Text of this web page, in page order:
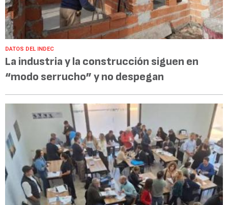
DATOS DEL INDEC
La industria y la construcción siguen en
“modo serrucho” y no despegan